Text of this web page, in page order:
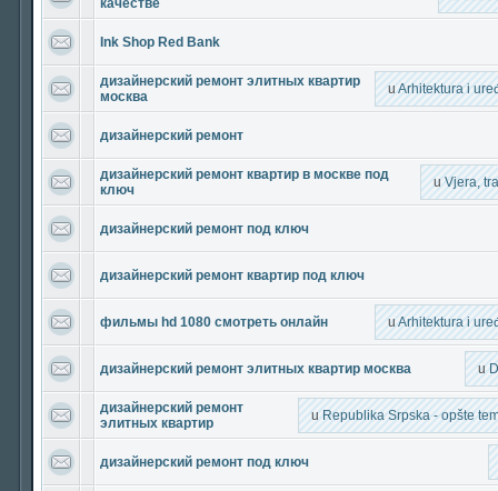
качестве
Ink Shop Red Bank
дизайнерский ремонт элитных квартир
москва
uArhitektura i
дизайнерский ремонт
дизайнерский ремонт квартир в москве под
ключ
uVjera,
дизайнерский ремонт под ключ
дизайнерский ремонт квартир под ключ
фильмы hd 1080 смотреть онлайн uArhitektura i
дизайнерский ремонт элитных квартир москва u
дизайнерский ремонт
элитных квартир
uRepublika Srpska - opšte
дизайнерский ремонт под ключ